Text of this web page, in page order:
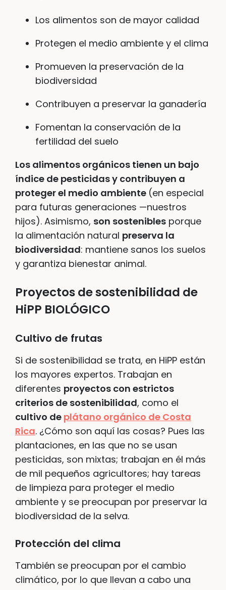
Los alimentos son de mayor calidad
Protegen el medio ambiente y el clima
Promueven la preservación de la
biodiversidad
Contribuyen a preservar la ganadería
Fomentan la conservación de la
fertilidad del suelo
Los alimentos orgánicos tienen un bajo
índice de pesticidas y contribuyen a
proteger el medio ambiente (en especial
para futuras generaciones —nuestros
hijos). Asimismo, son sostenibles porque
la alimentación natural preserva la
biodiversidad: mantiene sanos los suelos
y garantiza bienestar animal.
Proyectos de sostenibilidad de
HiPP BIOLÓGICO
Cultivo de frutas
Si de sostenibilidad se trata, en HiPP están
los mayores expertos. Trabajan en
diferentes proyectos con estrictos
criterios de sostenibilidad, como el
cultivo de plátano orgánico de Costa
Rica. ¿Cómo son aquí las cosas? Pues las
plantaciones, en las que no se usan
pesticidas, son mixtas; trabajan en él más
de mil pequeños agricultores; hay tareas
de limpieza para proteger el medio
ambiente y se preocupan por preservar la
biodiversidad de la selva.
Protección del clima
También se preocupan por el cambio
climático, por lo que llevan a cabo una